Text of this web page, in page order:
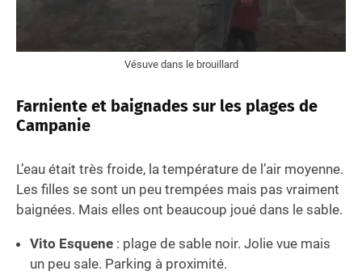
Vésuve dans le brouillard
Farniente et baignades sur les plages de
Campanie
L’eau était très froide, la température de l’air moyenne.
Les filles se sont un peu trempées mais pas vraiment
baignées. Mais elles ont beaucoup joué dans le sable.
Vito Esquene : plage de sable noir. Jolie vue mais
un peu sale. Parking à proximité.